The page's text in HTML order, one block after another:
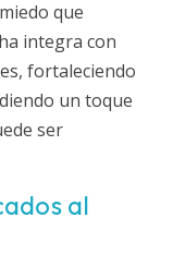
que
integra con
fortaleciendo
un toque
ser
al